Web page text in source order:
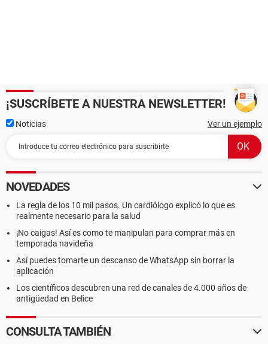
¡SUSCRÍBETE A NUESTRA NEWSLETTER!
Noticias Ver un ejemplo
NOVEDADES
La regla de los 10 mil pasos. Un cardiólogo explicó lo que es
realmente necesario para la salud
¡No caigas! Así es como te manipulan para comprar más en
temporada navideña
Así puedes tomarte un descanso de WhatsApp sin borrar la
aplicación
Los científicos descubren una red de canales de 4.000 años de
antigüedad en Belice
CONSULTA TAMBIÉN